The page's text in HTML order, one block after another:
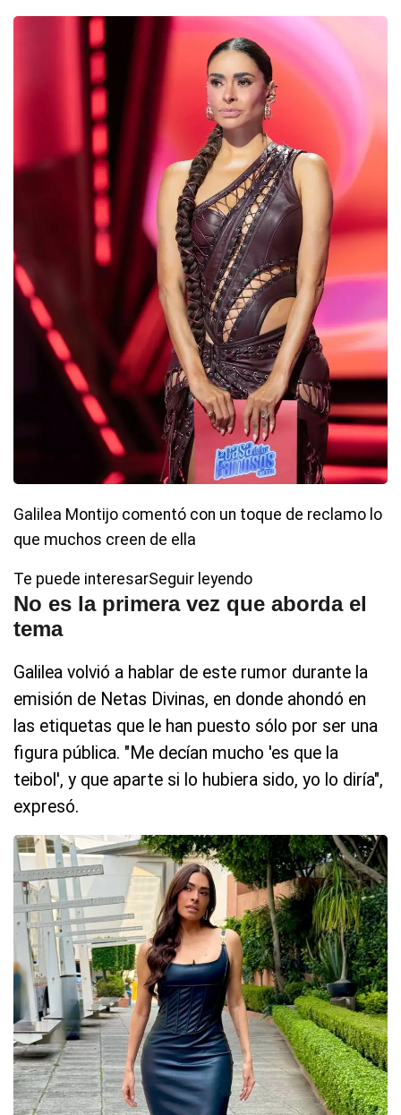
Galilea Montijo comentó con un toque de reclamo lo
que muchos creen de ella
Te puede interesarSeguir leyendo
No es la primera vez que aborda el
tema
Galilea volvió a hablar de este rumor durante la
emisión de Netas Divinas, en donde ahondó en
las etiquetas que le han puesto sólo por ser una
figura pública. "Me decían mucho 'es que la
teibol', y que aparte si lo hubiera sido, yo lo diría",
expresó.